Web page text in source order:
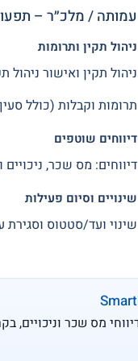
עמותה / מלכ״ר –
ניהול תקין ותרומות
ניהול תקין ואישור
תרומות וקבלות (כולל סעיף 46א) – עיקרי
דיווחים שוטפים
דיווחים: מס שכר,
שינויים וסיום פעילות
שינוי ועד/סטטוס